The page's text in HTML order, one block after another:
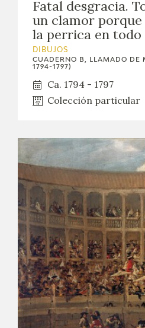
Fatal desgracia.
un clamor
la perrica en todo
DIBUJOS
CUADERNO B, LLAMADO DE
1794-1797)
Ca. 1794 - 1797
Colección particular